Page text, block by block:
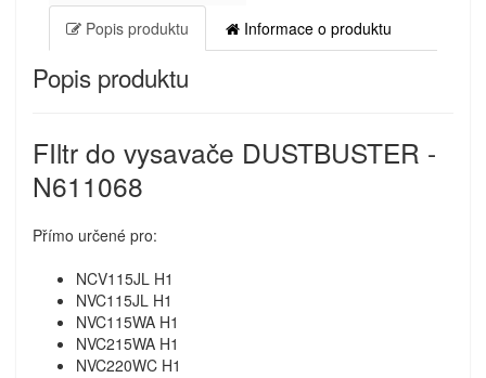
Popis produktu
Informace o produktu
Popis produktu
FIltr do vysavače DUSTBUSTER -
N611068
Přímo určené pro:
NCV115JL H1
NVC115JL H1
NVC115WA H1
NVC215WA H1
NVC220WC H1